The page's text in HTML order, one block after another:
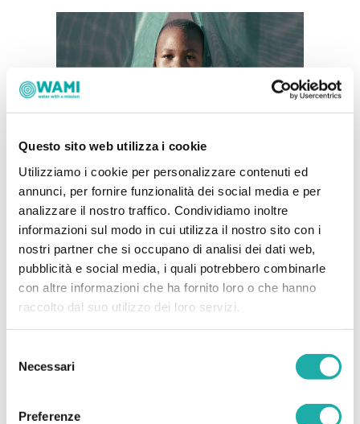
Questo sito web utilizza i cookie
Utilizziamo i cookie per personalizzare contenuti ed
annunci, per fornire funzionalità dei social media e per
analizzare il nostro traffico. Condividiamo inoltre
informazioni sul modo in cui utilizza il nostro sito con i
nostri partner che si occupano di analisi dei dati web,
pubblicità e social media, i quali potrebbero combinarle
con altre informazioni che ha fornito loro o che hanno
raccolto dal suo utilizzo dei loro servizi.
delNecessari
Preferenze
Feiern wir gemeinsam den Weltwassertag
2021, indem wir im Ostbezirk von Ankatsake,
Madagaskar, ein gemeinsames Aquädukt
errichten. Jeder von uns kann sich beteiligen
und zum Wachstum dieses Aquädukts